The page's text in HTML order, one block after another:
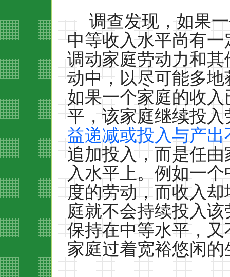
调查发现，如果
中等收入水平尚有
调动家庭劳动力和
动中，以尽可能多
如果一个家庭的收
平，该家庭继续投
益递减或投入与产出
追加投入，而是任
入水平上。例如一
度的劳动，而收入
庭就不会持续投入
保持在中等水平，
家庭过着宽裕悠闲的